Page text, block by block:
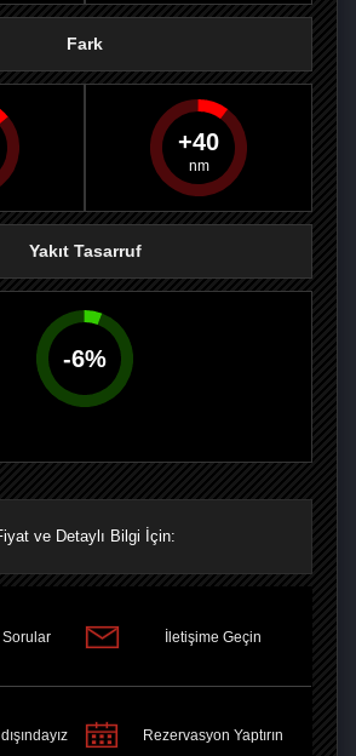
PLUS'TA
Fark
40
Yakıt Tasarruf
-6%
ve Detaylı Bilgi İçin:
Sorular İletişime Geçin
Rezervasyon Yaptırın